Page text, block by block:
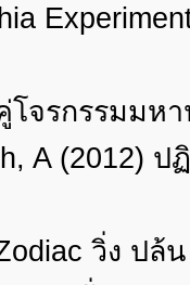
โจรกรรมมห
A (2012)
วิ่ง ป